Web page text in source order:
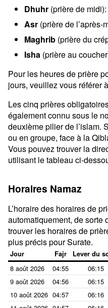
Dhuhr (prière de
Asr (prière de l’après-
Maghrib (prière du
Isha (prière au
Pour les heures de prière
jours, veuillez vous référer
Les cinq prières
également connu sous le
deuxième pilier de l’islam.
ou en groupe, face à la
Vous pouvez trouver la
utilisant le tableau ci-
Horaires Namaz
L’horaire des horaires de
automatiquement, de sorte
trouver les horaires de
plus précis pour Surate.
Jour Fajr Lever du
8 août 2026 04:55 06:15
9 août 2026
04:56 06:15
10 août 2026 04:57 06:16